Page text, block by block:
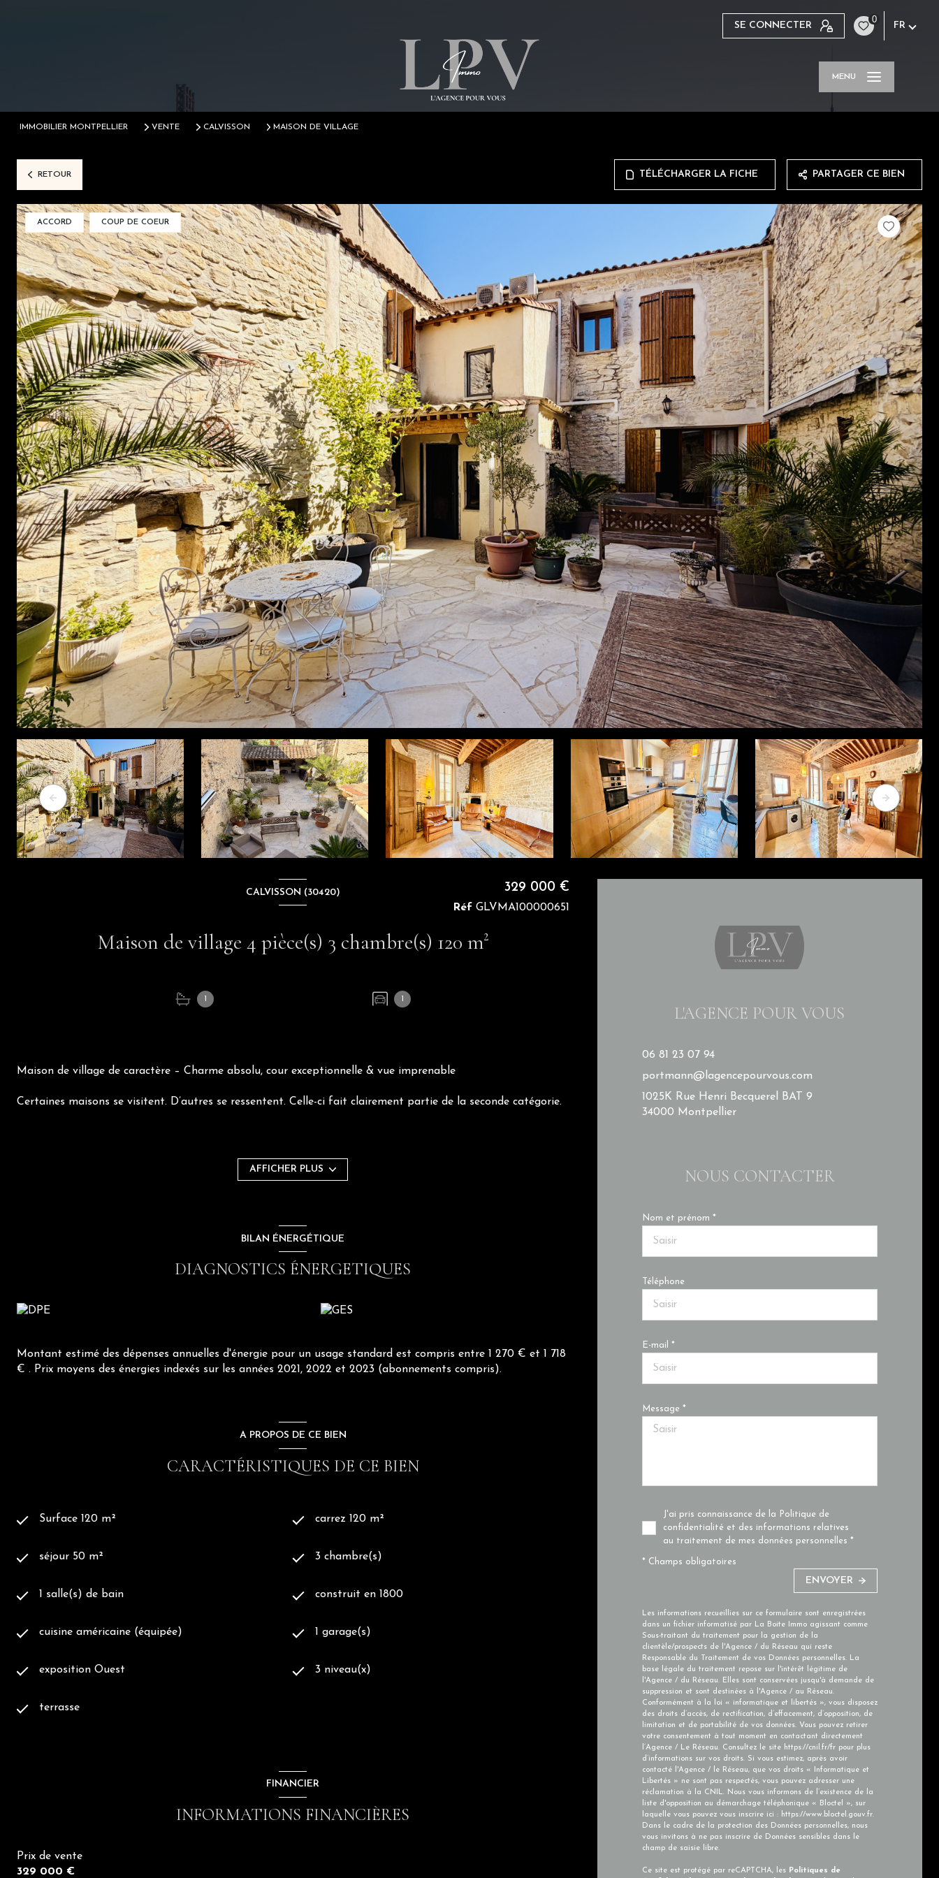
SE CONNECTER
0
FR
MENU
IMMOBILIER MONTPELLIER VENTE CALVISSON MAISON DE VILLAGE
RETOUR TÉLÉCHARGER LA FICHE PARTAGER CE BIEN
ACCORD COUP DE COEUR
CALVISSON (30420)
Maison de village 4 pièce(s) 3 chambre(s) 120 m²
1 1
329 000 €
Réf GLVMA100000651
Maison de village de caractère – Charme absolu, cour exceptionnelle & vue imprenable
Certaines maisons se visitent. D’autres se ressentent. Celle-ci fait clairement partie de la seconde catégorie.
Pierres apparentes, poutres anciennes, matériaux nobles et rénovation soignée créent ici un lieu de vie
- 3 chambresMaison entièrement climatisée
- Multiples espaces de rangement avec plusieurs caves
- Garage privatif
Des extérieurs absolument remarquables :
Terrasses, espaces ombragés, pierre naturelle, ambiance méditerranéenne… chaque détail invite à profiter
Et comme si cela ne suffisait pas, la maison bénéficie également d’une vue absolument imprenable, offrant
Les points forts :
- Pierre apparente et poutres authentiques
- Garage + cavesClimatisation
- Bien rare sur le marché
?
famille… Un lieu qui ne ressemble à aucun autre et qui mérite d’être découvert pour comprendre tout ce qu’il
Contacts :
AFFICHER PLUS
BILAN ÉNERGÉTIQUE
DIAGNOSTICS ÉNERGETIQUES
Montant estimé des dépenses annuelles d'énergie pour un usage standard est compris entre 1 270 € et 1 718
€ . Prix moyens des énergies indexés sur les années 2021, 2022 et 2023 (abonnements compris).
A PROPOS DE CE BIEN
CARACTÉRISTIQUES DE CE BIEN
Surface 120 m² carrez 120 m²
séjour 50 m² 3 chambre(s)
1 salle(s) de bain construit en 1800
cuisine américaine (équipée) 1 garage(s)
exposition Ouest 3 niveau(x)
terrasse
FINANCIER
INFORMATIONS FINANCIÈRES
Prix de vente
329 000 €
L'AGENCE POUR VOUS
06 81 23 07 94
portmann@lagencepourvous.com
1025K Rue Henri Becquerel BAT 9
34000 Montpellier
NOUS CONTACTER
Nom et prénom *
Téléphone
E-mail *
Message *
J'ai pris connaissance de la Politique de
confidentialité et des informations relatives
au traitement de mes données personnelles *
* Champs obligatoires
ENVOYER
Les informations recueillies sur ce formulaire sont enregistrées
dans un fichier informatisé par La Boite Immo agissant comme
Sous-traitant du traitement pour la gestion de la
clientèle/prospects de l'Agence / du Réseau qui reste
Responsable du Traitement de vos Données personnelles. La
base légale du traitement repose sur l'intérêt légitime de
l'Agence / du Réseau. Elles sont conservées jusqu'à demande de
suppression et sont destinées à l'Agence / au Réseau.
Conformément à la loi « informatique et libertés », vous disposez
des droits d’accès, de rectification, d’effacement, d’opposition, de
limitation et de portabilité de vos données. Vous pouvez retirer
votre consentement à tout moment en contactant directement
l’Agence / Le Réseau. Consultez le site https://cnil.fr/frpour plus
d’informations sur vos droits. Si vous estimez, après avoir
contacté l'Agence / le Réseau, que vos droits « Informatique et
Libertés » ne sont pas respectés, vous pouvez adresser une
réclamation à la CNIL. Nous vous informons de l’existence de la
liste d'opposition au démarchage téléphonique « Bloctel », sur
laquelle vous pouvez vous inscrire ici : https://www.bloctel.gouv.fr.
Dans le cadre de la protection des Données personnelles, nous
vous invitons à ne pas inscrire de Données sensibles dans le
champ de saisie libre.
Ce site est protégé par reCAPTCHA, les Politiques de